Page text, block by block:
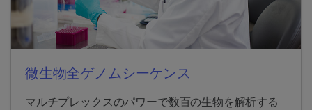
微生物全ゲノムシーケンス
マルチプレックスのパワーで数百の生物を解析する